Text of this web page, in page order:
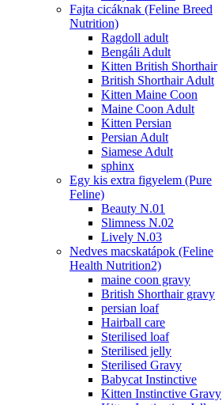
Fajta cicáknak (Feline Breed
Nutrition)
Ragdoll adult
Bengáli Adult
Kitten British Shorthair
British Shorthair Adult
Kitten Maine Coon
Maine Coon Adult
Kitten Persian
Persian Adult
Siamese Adult
sphinx
Egy kis extra figyelem (Pure
Feline)
Beauty N.01
Slimness N.02
Lively N.03
Nedves macskatápok (Feline
Health Nutrition2)
maine coon gravy
British Shorthair gravy
persian loaf
Hairball care
Sterilised loaf
Sterilised jelly
Sterilised Gravy
Babycat Instinctive
Kitten Instinctive Gravy